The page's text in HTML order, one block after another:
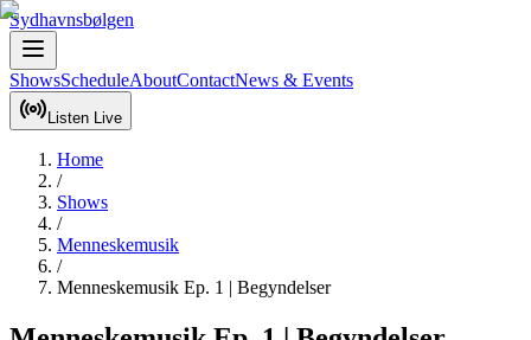
Sydhavnsbølgen
ShowsScheduleAboutContactNews & Events
Listen Live
Home
/
Shows
/
Menneskemusik
/
Menneskemusik Ep. 1 | Begyndelser